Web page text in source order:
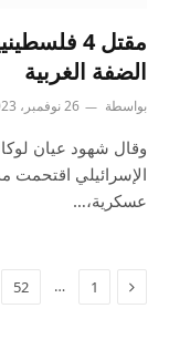
مقتل 4
الضفة الغربية
بواسطة 26 نوفمبر، 2023
وقال شهود عيان
الإسرائيلي اقتحمت
عسكرية،…
السابق
1
…
52